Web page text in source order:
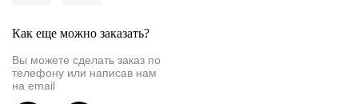
Промышленные
Офисные
Для АЗС
Как еще можно заказать?
Вы можете сделать заказ по
телефону или написав нам
на email